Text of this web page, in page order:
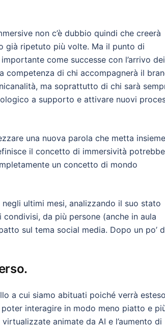
non c’è dubbio quindi che creerà
già ripetuto più volte. Ma il punto di
come successe con l’arrivo dei
competenza di chi accompagnerà il
ma soprattutto di chi sarà
a supporto e attivare nuovi
una nuova parola che metta insieme
il concetto di immersività potrebbe
un concetto di mondo
ultimi mesi, analizzando il suo stato
da più persone (anche in aula
sul tema social media. Dopo un po’
a cui siamo abituati poiché verrà
interagire in modo meno piatto e
animate da AI e l’aumento di